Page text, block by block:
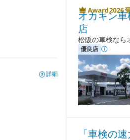
詳細
オカキン
店
松阪の車検なら
優良店
「車検の